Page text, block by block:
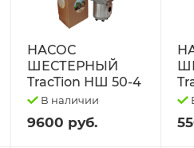
НАСОС
ШЕСТЕРНЫЙ
TracTion НШ 50-4
В наличии
9600 руб.